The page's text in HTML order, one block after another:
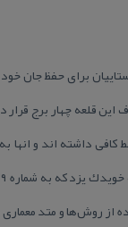
برای حفظ جان
قلعه چهار برج
داشته اند و
از روش‌ها و متد